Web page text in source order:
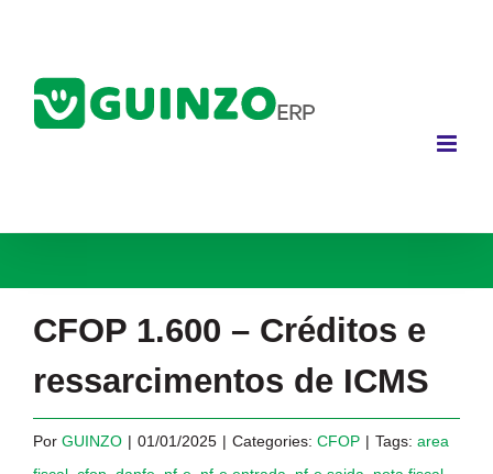
conteúdo
CFOP 1.600 – Créditos e
ressarcimentos de ICMS
Por GUINZO | 01/01/2025 | Categories: CFOP | Tags: area